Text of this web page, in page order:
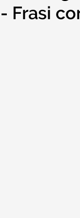
Frasi